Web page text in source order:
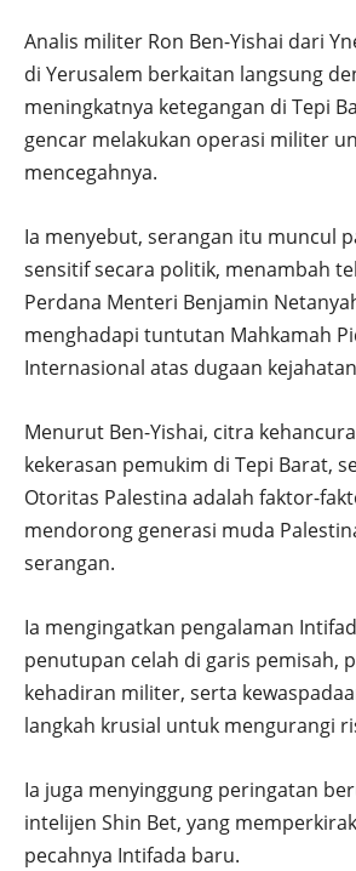
Analis militer Ron Ben-Yishai dari
di Yerusalem berkaitan langsung
meningkatnya ketegangan di Tepi
gencar melakukan operasi militer
mencegahnya.
Ia menyebut, serangan itu muncul
sensitif secara politik, menambah
Perdana Menteri Benjamin
menghadapi tuntutan Mahkamah
Internasional atas dugaan
Menurut Ben-Yishai, citra
kekerasan pemukim di Tepi Barat,
Otoritas Palestina adalah faktor-
mendorong generasi muda
serangan.
Ia mengingatkan pengalaman
penutupan celah di garis pemisah,
kehadiran militer, serta
langkah krusial untuk mengurangi
Ia juga menyinggung peringatan
intelijen Shin Bet, yang
pecahnya Intifada baru.